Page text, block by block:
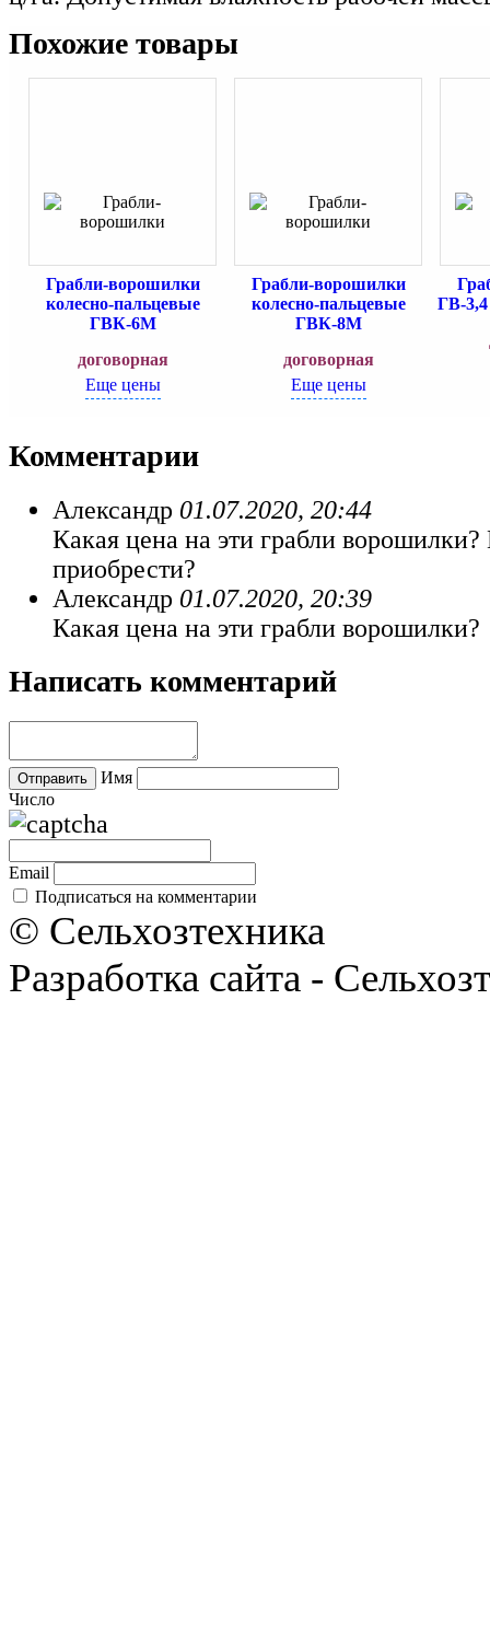
Похожие товары
Грабли-ворошилки
колесно-пальцевые
ГВК-6М
договорная
Еще цены
Грабли-ворошилки
колесно-пальцевые
ГВК-8М
договорная
Еще цены
ГВ-
Комментарии
Александр 01.07.2020, 20:44
Какая цена на эти грабли
приобрести?
Александр 01.07.2020, 20:39
Какая цена на эти грабли ворошилки?
Написать комментарий
Имя
Число
Email
Подписаться на комментарии
© Сельхозтехника
Разработка сайта -